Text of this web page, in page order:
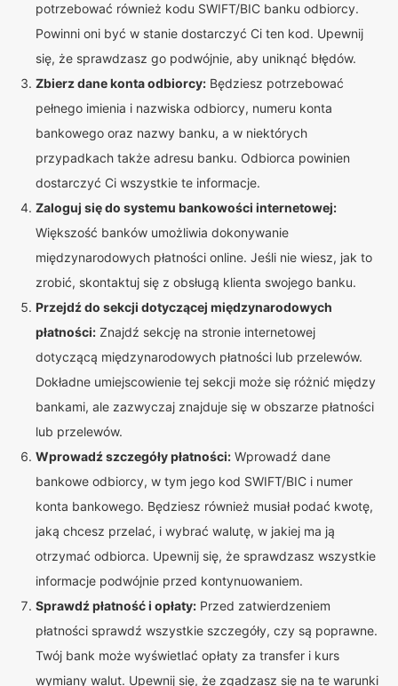
potrzebować również kodu SWIFT/BIC banku odbiorcy.
Powinni oni być w stanie dostarczyć Ci ten kod. Upewnij
się, że sprawdzasz go podwójnie, aby uniknąć błędów.
Zbierz dane konta odbiorcy: Będziesz potrzebować
pełnego imienia i nazwiska odbiorcy, numeru konta
bankowego oraz nazwy banku, a w niektórych
przypadkach także adresu banku. Odbiorca powinien
dostarczyć Ci wszystkie te informacje.
Zaloguj się do systemu bankowości internetowej:
Większość banków umożliwia dokonywanie
międzynarodowych płatności online. Jeśli nie wiesz, jak to
zrobić, skontaktuj się z obsługą klienta swojego banku.
Przejdź do sekcji dotyczącej międzynarodowych
płatności: Znajdź sekcję na stronie internetowej
dotyczącą międzynarodowych płatności lub przelewów.
Dokładne umiejscowienie tej sekcji może się różnić między
bankami, ale zazwyczaj znajduje się w obszarze płatności
lub przelewów.
Wprowadź szczegóły płatności: Wprowadź dane
bankowe odbiorcy, w tym jego kod SWIFT/BIC i numer
konta bankowego. Będziesz również musiał podać kwotę,
jaką chcesz przelać, i wybrać walutę, w jakiej ma ją
otrzymać odbiorca. Upewnij się, że sprawdzasz wszystkie
informacje podwójnie przed kontynuowaniem.
Sprawdź płatność i opłaty: Przed zatwierdzeniem
płatności sprawdź wszystkie szczegóły, czy są poprawne.
Twój bank może wyświetlać opłaty za transfer i kurs
wymiany walut. Upewnij się, że zgadzasz się na te warunki